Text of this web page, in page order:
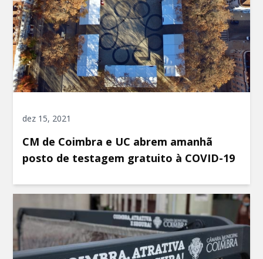
dez 15, 2021
CM de Coimbra e UC abrem amanhã
posto de testagem gratuito à COVID-19